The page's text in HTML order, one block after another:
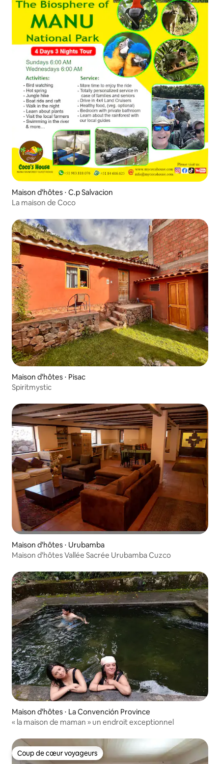
Maison d'hôtes ⋅ C.p Salvacion
La maison de Coco
Maison d'hôtes ⋅ Pisac
Spiritmystic
Maison d'hôtes ⋅ Urubamba
Maison d'hôtes Vallée Sacrée Urubamba Cuzco
Maison d'hôtes ⋅ La Convención Province
« la maison de maman » un endroit exceptionnel
Coup de cœur voyageurs
Coup de cœur voyageurs